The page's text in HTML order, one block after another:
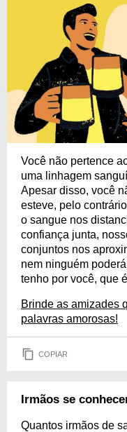
Você não pertence
uma linhagem
Apesar disso, você
esteve, pelo
o sangue nos
confiança junta,
conjuntos nos
nem ninguém
tenho por você, que
Brinde as amizades
palavras amorosas!
COPIAR
Irmãos se
Quantos irmãos de